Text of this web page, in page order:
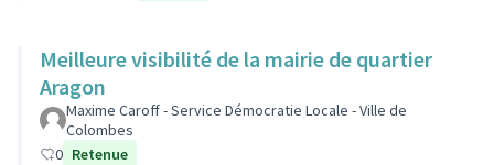
Meilleure visibilité de la mairie de quartier
Aragon
Maxime Caroff - Service Démocratie Locale - Ville de
Colombes
0 Retenue